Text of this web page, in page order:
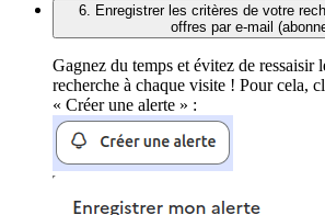
6. Enregistrer les critères de votre
offres par e-mail
Gagnez du temps et évitez de ressaisir
recherche à chaque visite ! Pour cela,
« Créer une alerte » :